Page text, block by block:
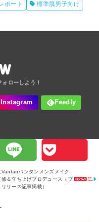
ポート
標準肌男子向け
Vantanバンタンメンズメイク
修＆立ち上げプロデュース（プ
リリース記事掲載）